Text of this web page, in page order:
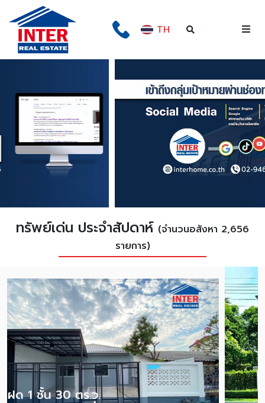
TH
ทรัพย์เด่น ประจำสัปดาห์ (จำนวนอสังหา 2,656
รายการ)